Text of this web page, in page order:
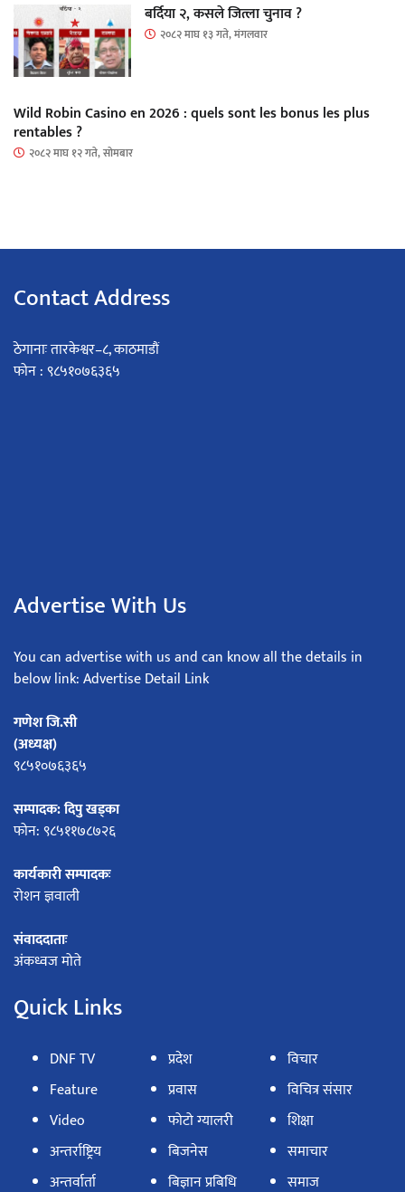
बर्दिया २, कसले जित्ला चुनाव ?
२०८२ माघ १३ गते, मंगलवार
Wild Robin Casino en 2026 : quels sont les bonus les plus
rentables ?
२०८२ माघ १२ गते, सोमबार
Contact Address
ठेगानाः तारकेश्वर–८, काठमाडौं
फोन : ९८५१०७६३६५
Advertise With Us
You can advertise with us and can know all the details in
below link: Advertise Detail Link
गणेश जि.सी
(अध्यक्ष)
९८५१०७६३६५
सम्पादक: दिपु खड्का
फोन: ९८५११७८७२६
कार्यकारी सम्पादकः
रोशन ज्ञवाली
संवाददाताः
अंकध्वज मोते
Quick Links
DNF TV
Feature
Video
अन्तर्राष्ट्रिय
अन्तर्वार्ता
प्रदेश
प्रवास
फोटो ग्यालरी
बिजनेस
बिज्ञान प्रबिधि
विचार
विचित्र संसार
शिक्षा
समाचार
समाज